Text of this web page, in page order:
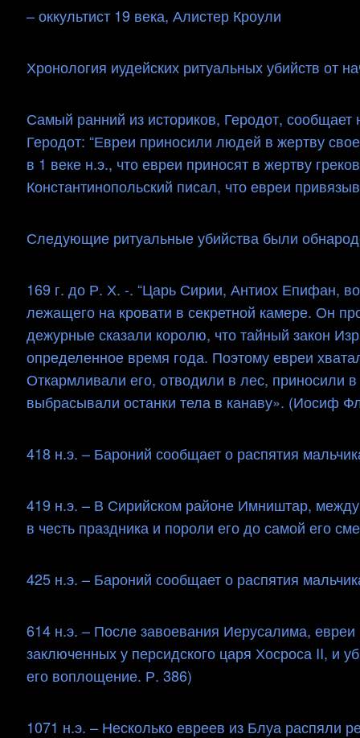
– оккультист 19 века, Алистер Кроули
Хронология иудейских ритуальных убийств от
Самый ранний из историков, Геродот,
Геродот: “Евреи приносили людей в жертву
в 1 веке н.э., что евреи приносят в жертву
Константинопольский писал, что евреи
Следующие ритуальные убийства были
169 г. до Р. Х. -. “Царь Сирии, Антиох Епифан,
лежащего на кровати в секретной камере. Он
дежурные сказали королю, что тайный закон
определенное время года. Поэтому евреи
Откармливали его, отводили в лес, приносили
выбрасывали останки тела в канаву». (Иосиф
418 н.э. – Бароний сообщает о распятия
419 н.э. – В Сирийском районе Имништар,
в честь праздника и пороли его до самой его
425 н.э. – Бароний сообщает о распятия
614 н.э. – После завоевания Иерусалима,
заключенных у персидского царя Хосроса II, и
его воплощение. Р. 386)
1071 н.э. – Несколько евреев из Блуа распяли